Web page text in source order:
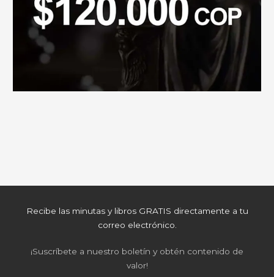
Recibe las minutas y libros GRATIS directamente a tu
correo electrónico.
¡Suscríbete a nuestro boletín y obtén contenido de
valor!